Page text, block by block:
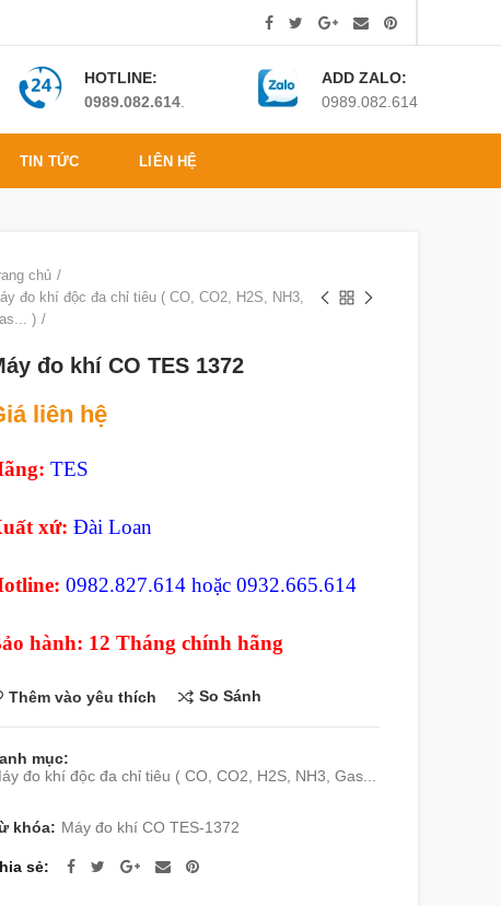
HOTLINE:
0989.082.614
ADD ZALO:
0989.082.614
TIN TỨC LIÊN HỆ
chủ
đo khí độc đa chỉ tiêu ( CO, CO2, H2S, NH3,
)
đo khí CO TES 1372
liên hệ
TES
xứ: Đài Loan
0982.827.614 hoặc 0932.665.614
hành: 12 Tháng chính hãng
Thêm vào yêu thích So Sánh
mục:
đo khí độc đa chỉ tiêu ( CO, CO2, H2S, NH3, Gas...
khóa: Máy đo khí CO TES-1372
sẻ